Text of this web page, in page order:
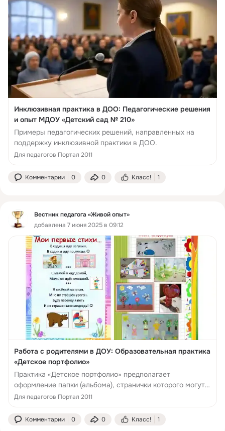
Инклюзивная практика в ДОО: Педагогические решения
и опыт МДОУ «Детский сад № 210»
Примеры педагогических решений, направленных на
поддержку инклюзивной практики в ДОО.
Для педагогов Портал 2011
Комментарии 0 0 Класс! 1
Вестник педагога «Живой опыт»
добавлена 7 июня 2025 в 09:12
Работа с родителями в ДОУ: Образовательная практика
«Детское портфолио»
Практика «Детское портфолио» предполагает
оформление папки (альбома), странички которого могут
рассказать о ребёнке и его ближайшем окружении
Для педагогов Портал 2011
Комментарии 0 0 Класс! 1